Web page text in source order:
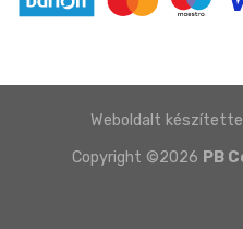
Weboldalt
Copyright ©2026 PB